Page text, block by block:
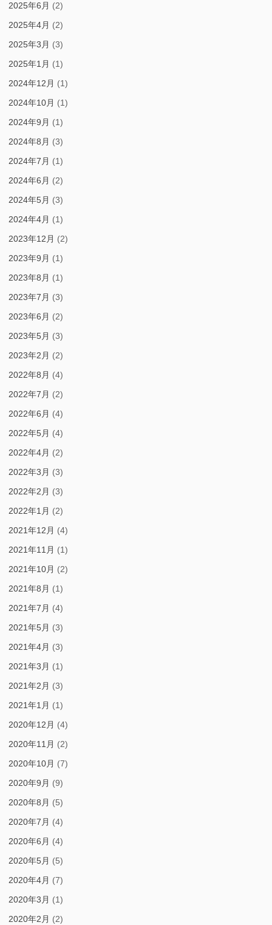
2025年6月 (2)
2025年4月 (2)
2025年3月 (3)
2025年1月 (1)
2024年12月 (1)
2024年10月 (1)
2024年9月 (1)
2024年8月 (3)
2024年7月 (1)
2024年6月 (2)
2024年5月 (3)
2024年4月 (1)
2023年12月 (2)
2023年9月 (1)
2023年8月 (1)
2023年7月 (3)
2023年6月 (2)
2023年5月 (3)
2023年2月 (2)
2022年8月 (4)
2022年7月 (2)
2022年6月 (4)
2022年5月 (4)
2022年4月 (2)
2022年3月 (3)
2022年2月 (3)
2022年1月 (2)
2021年12月 (4)
2021年11月 (1)
2021年10月 (2)
2021年8月 (1)
2021年7月 (4)
2021年5月 (3)
2021年4月 (3)
2021年3月 (1)
2021年2月 (3)
2021年1月 (1)
2020年12月 (4)
2020年11月 (2)
2020年10月 (7)
2020年9月 (9)
2020年8月 (5)
2020年7月 (4)
2020年6月 (4)
2020年5月 (5)
2020年4月 (7)
2020年3月 (1)
2020年2月 (2)